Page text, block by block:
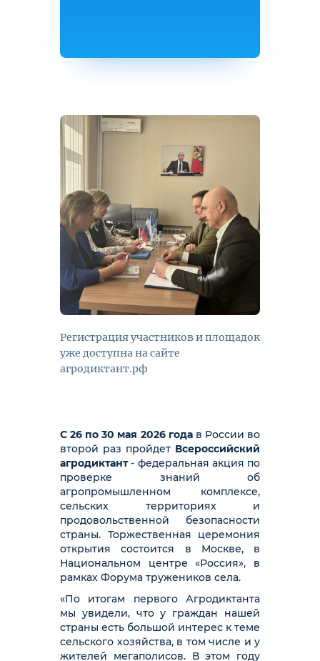
Регистрация участников и площадок
уже доступна на сайте
агродиктант.рф
С 26 по 30 мая 2026 годав России во
второй раз пройдет Всероссийский
агродиктант- федеральная акция по
проверке знаний об
агропромышленном комплексе,
сельских территориях и
продовольственной безопасности
страны. Торжественная церемония
открытия состоится в Москве, в
Национальном центре «Россия», в
рамках Форума тружеников села.
«По итогам первого Агродиктанта
мы увидели, что у граждан нашей
страны есть большой интерес к теме
сельского хозяйства, в том числе и у
жителей мегаполисов. В этом году